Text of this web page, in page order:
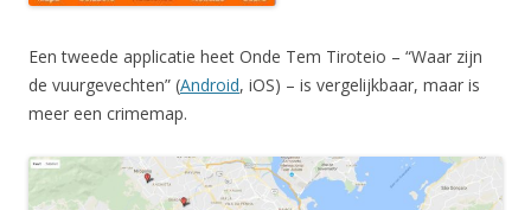
Een tweede applicatie heet Onde Tem Tiroteio – “Waar zijn
de vuurgevechten” (Android, iOS) – is vergelijkbaar, maar is
meer een crimemap.